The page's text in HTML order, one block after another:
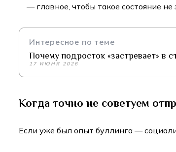
— главное, чтобы такое состояние не
Интересное по теме
Почему подросток «застревает» в
17 ИЮНЯ 2026
Когда точно не советуем
Если уже был опыт буллинга —